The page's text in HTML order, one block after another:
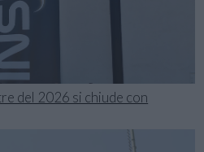
del 2026 si chiude con